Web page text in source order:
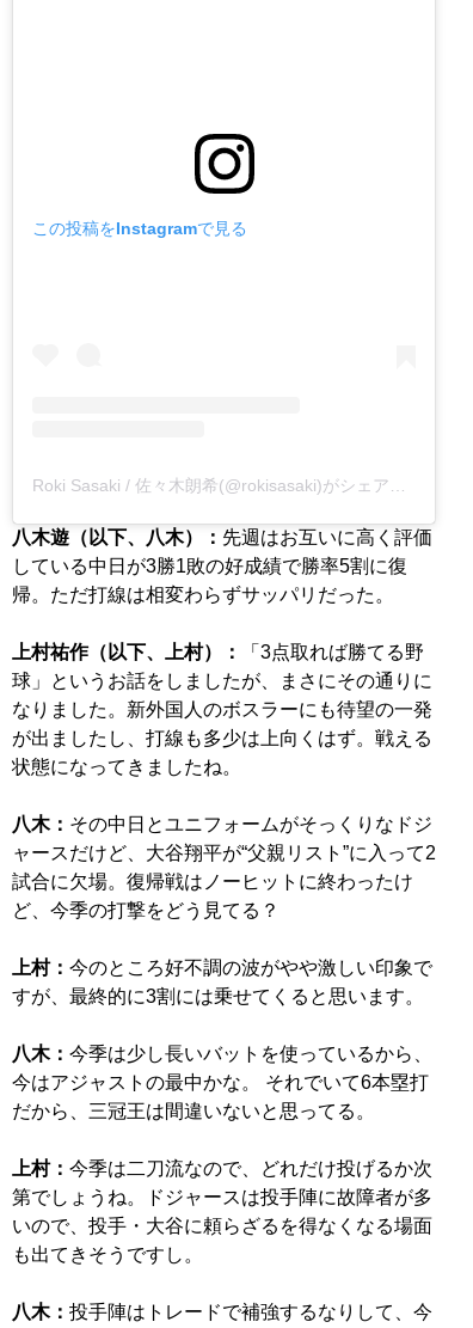
この投稿をInstagramで見る
Roki Sasaki / 佐々木朗希(@rokisasaki)がシェアした投稿
八木遊（以下、八木）： 先週はお互いに高く評価
している中日が3勝1敗の好成績で勝率5割に復
帰。ただ打線は相変わらずサッパリだった。
上村祐作（以下、上村）：
「3点取れば勝てる野
球」というお話をしましたが、まさにその通りに
なりました。新外国人のボスラーにも待望の一発
が出ましたし、打線も多少は上向くはず。戦える
状態になってきましたね。
八木： その中日とユニフォームがそっくりなドジ
ャースだけど、大谷翔平が“父親リスト”に入って2
試合に欠場。復帰戦はノーヒットに終わったけ
ど、今季の打撃をどう見てる？
上村： 今のところ好不調の波がやや激しい印象で
すが、最終的に3割には乗せてくると思います。
八木： 今季は少し長いバットを使っているから、
今はアジャストの最中かな。 それでいて6本塁打
だから、三冠王は間違いないと思ってる。
上村： 今季は二刀流なので、どれだけ投げるか次
第でしょうね。ドジャースは投手陣に故障者が多
いので、投手・大谷に頼らざるを得なくなる場面
も出てきそうですし。
八木： 投手陣はトレードで補強するなりして、今